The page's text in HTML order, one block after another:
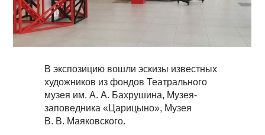
В экспозицию вошли эскизы известных
художников из фондов Театрального
музея им. А. А. Бахрушина, Музея-
заповедника «Царицыно», Музея
В. В. Маяковского.